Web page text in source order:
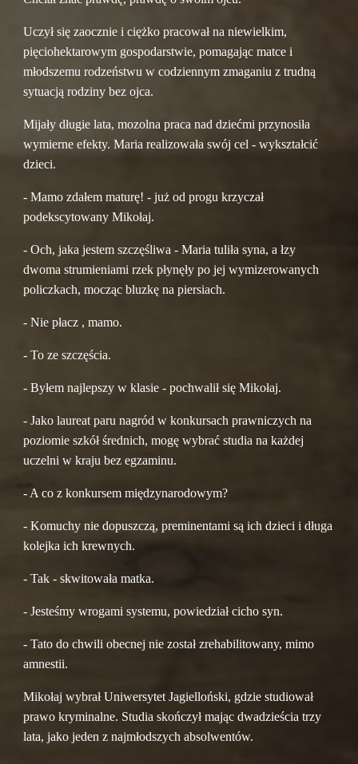
Uczył się zaocznie i ciężko pracował na niewielkim,
pięciohektarowym gospodarstwie, pomagając matce i
młodszemu rodzeństwu w codziennym zmaganiu z trudną
sytuacją rodziny bez ojca.
Mijały długie lata, mozolna praca nad dziećmi przynosiła
wymierne efekty. Maria realizowała swój cel - wykształcić
dzieci.
- Mamo zdałem maturę! - już od progu krzyczał
podekscytowany Mikołaj.
- Och, jaka jestem szczęśliwa - Maria tuliła syna, a łzy
dwoma strumieniami rzek płynęły po jej wymizerowanych
policzkach, mocząc bluzkę na piersiach.
- Nie płacz , mamo.
- To ze szczęścia.
- Byłem najlepszy w klasie - pochwalił się Mikołaj.
- Jako laureat paru nagród w konkursach prawniczych na
poziomie szkół średnich, mogę wybrać studia na każdej
uczelni w kraju bez egzaminu.
- A co z konkursem międzynarodowym?
- Komuchy nie dopuszczą, preminentami są ich dzieci i długa
kolejka ich krewnych.
- Tak - skwitowała matka.
- Jesteśmy wrogami systemu, powiedział cicho syn.
- Tato do chwili obecnej nie został zrehabilitowany, mimo
amnestii.
Mikołaj wybrał Uniwersytet Jagielloński, gdzie studiował
prawo kryminalne. Studia skończył mając dwadzieścia trzy
lata, jako jeden z najmłodszych absolwentów.